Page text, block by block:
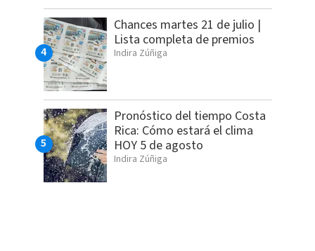
Chances martes 21 de julio |
Lista completa de premios
Indira Zúñiga
Pronóstico del tiempo Costa
Rica: Cómo estará el clima
HOY 5 de agosto
Indira Zúñiga